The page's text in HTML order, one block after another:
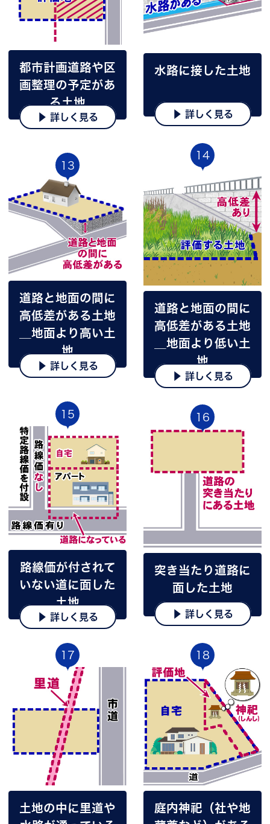
都市計画道路や区
画整理の予定があ
る土地
▶ 詳しく見る
水路に接した土地
▶ 詳しく見る
13
道路と地面の間に
高低差がある土地
＿地面より高い土
地
▶ 詳しく見る
14
道路と地面の間に
高低差がある土地
＿地面より低い土
地
▶ 詳しく見る
15
路線価が付されて
いない道に面した
土地
▶ 詳しく見る
16
突き当たり道路に
面した土地
▶ 詳しく見る
17
土地の中に里道や
18
庭内神祀（社や地